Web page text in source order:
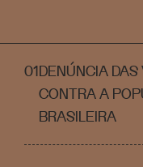
01DENÚNCIA
CONTRA A
BRASILEIRA